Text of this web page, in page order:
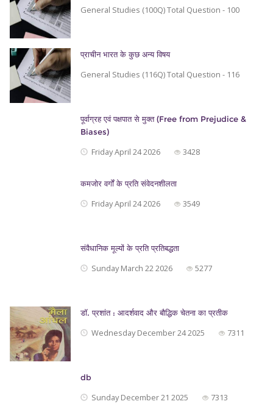
General Studies (100Q) Total Question - 100
प्राचीन भारत के कुछ अन्य विषय
General Studies (116Q) Total Question - 116
पूर्वाग्रह एवं पक्षपात से मुक्त (Free from Prejudice &
Biases)
Friday April 24 2026 3428
कमजोर वर्गों के प्रति संवेदनशीलता
Friday April 24 2026 3549
संवैधानिक मूल्यों के प्रति प्रतिबद्धता
Sunday March 22 2026 5277
डॉ. प्रशांत : आदर्शवाद और बौद्धिक चेतना का प्रतीक
Wednesday December 24 2025 7311
db
Sunday December 21 2025 7313